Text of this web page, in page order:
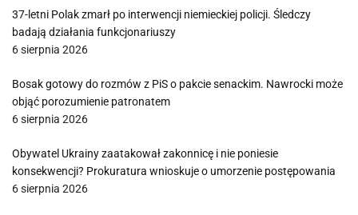
37-letni Polak zmarł po interwencji niemieckiej policji. Śledczy
badają działania funkcjonariuszy
6 sierpnia 2026
Bosak gotowy do rozmów z PiS o pakcie senackim. Nawrocki może
objąć porozumienie patronatem
6 sierpnia 2026
Obywatel Ukrainy zaatakował zakonnicę i nie poniesie
konsekwencji? Prokuratura wnioskuje o umorzenie postępowania
6 sierpnia 2026